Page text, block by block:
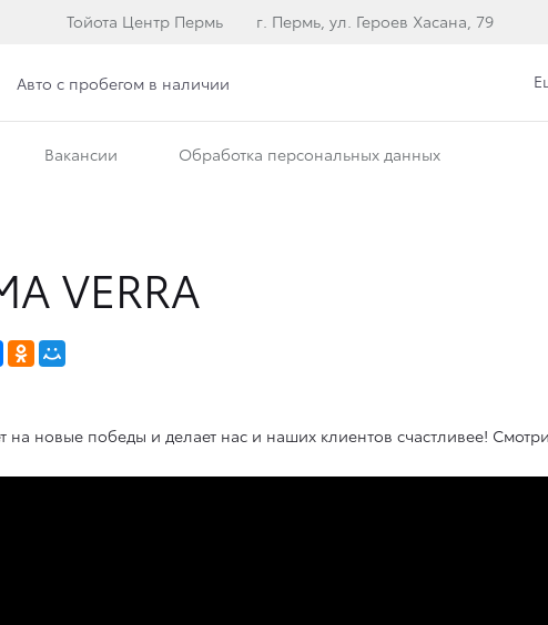
Тойота Центр Пермь г. Пермь, ул. Героев Хасана, 79
Авто с пробегом в наличии
Вакансии Обработка персональных данных
VERRA
новые победы и делает нас и наших клиентов счастливее!